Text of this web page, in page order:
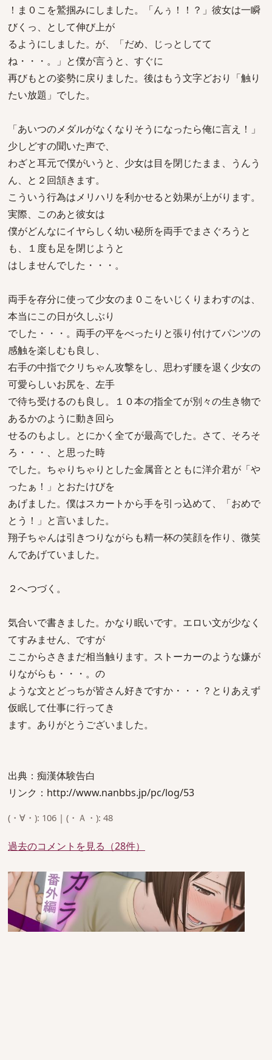
！ま０こを鷲掴みにしました。「んぅ！！？」彼女は一瞬
びくっ、として伸び上が
るようにしました。が、「だめ、じっとしてて
ね・・・。」と僕が言うと、すぐに
再びもとの姿勢に戻りました。後はもう文字どおり「触り
たい放題」でした。
「あいつのメダルがなくなりそうになったら俺に言え！」
少しどすの聞いた声で、
わざと耳元で僕がいうと、少女は目を閉じたまま、うんう
ん、と２回頷きます。
こういう行為はメリハリを利かせると効果が上がります。
実際、このあと彼女は
僕がどんなにイヤらしく幼い秘所を両手でまさぐろうと
も、１度も足を閉じようと
はしませんでした・・・。
両手を存分に使って少女のま０こをいじくりまわすのは、
本当にこの日が久しぶり
でした・・・。両手の平をべったりと張り付けてパンツの
感触を楽しむも良し、
右手の中指でクリちゃん攻撃をし、思わず腰を退く少女の
可愛らしいお尻を、左手
で待ち受けるのも良し。１０本の指全てが別々の生き物で
あるかのように動き回ら
せるのもよし。とにかく全てが最高でした。さて、そろそ
ろ・・・、と思った時
でした。ちゃりちゃりとした金属音とともに洋介君が「や
ったぁ！」とおたけびを
あげました。僕はスカートから手を引っ込めて、「おめで
とう！」と言いました。
翔子ちゃんは引きつりながらも精一杯の笑顔を作り、微笑
んであげていました。
２へつづく。
気合いで書きました。かなり眠いです。エロい文が少なく
てすみません、ですが
ここからさきまだ相当触ります。ストーカーのような嫌が
りながらも・・・。の
ような文とどっちが皆さん好きですか・・・？とりあえず
仮眠して仕事に行ってき
ます。ありがとうございました。
出典：痴漢体験告白
リンク：http://www.nanbbs.jp/pc/log/53
(・∀・): 106 | (・Ａ・): 48
過去のコメントを見る（28件）